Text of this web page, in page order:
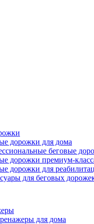
дорожки для дома
беговые
дорожки премиум-
дорожки для
для беговых
для дома